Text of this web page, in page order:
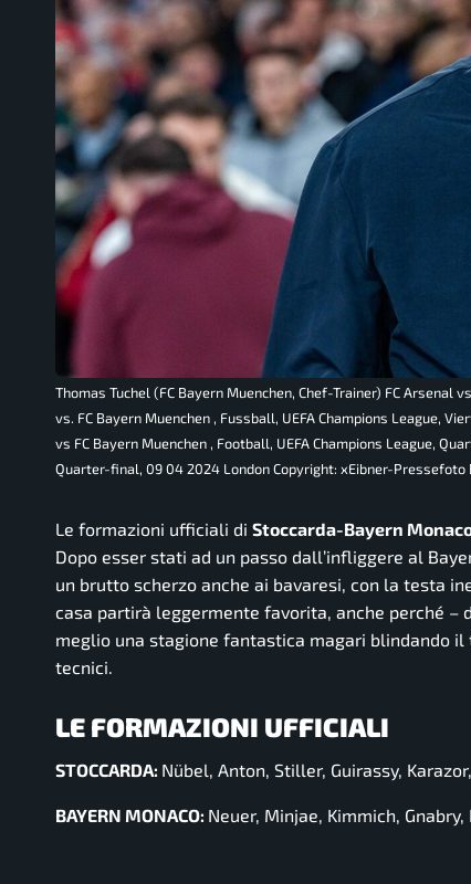
Thomas Tuchel (FC Bayern Muenchen, Chef-Trainer) FC Arsenal
vs. FC Bayern Muenchen , Fussball, UEFA Champions League,
vs FC Bayern Muenchen , Football, UEFA Champions League,
Quarter-final, 09 04 2024 London Copyright: xEibner-Pressefoto
Le formazioni ufficiali di Stoccarda-Bayern
Dopo esser stati ad un passo dall’infliggere al
un brutto scherzo anche ai bavaresi, con la testa
casa partirà leggermente favorita, anche perché –
meglio una stagione fantastica magari blindando
tecnici.
LE FORMAZIONI UFFICIALI
STOCCARDA: Nübel, Anton, Stiller, Guirassy,
BAYERN MONACO: Neuer, Minjae, Kimmich,